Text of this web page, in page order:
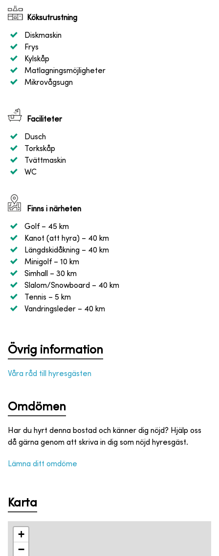
Köksutrustning
Diskmaskin
Frys
Kylskåp
Matlagningsmöjligheter
Mikrovågsugn
Faciliteter
Dusch
Torkskåp
Tvättmaskin
WC
Finns i närheten
Golf – 45 km
Kanot (att hyra) – 40 km
Längdskidåkning – 40 km
Minigolf – 10 km
Simhall
– 30 km
Slalom/Snowboard – 40 km
Tennis – 5 km
Vandringsleder – 40 km
Övrig information
Våra råd till hyresgästen
Omdömen
Har du hyrt denna bostad och känner dig nöjd? Hjälp oss
då gärna genom att skriva in dig som nöjd hyresgäst.
Lämna ditt omdöme
Karta
+
−